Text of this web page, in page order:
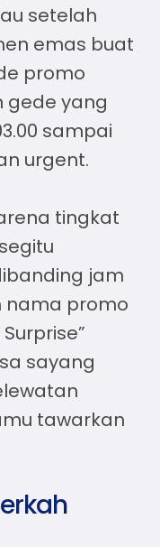
setelah
emas buat
promo
gede yang
sampai
urgent.
tingkat
jam
nama promo
sayang
tawarkan